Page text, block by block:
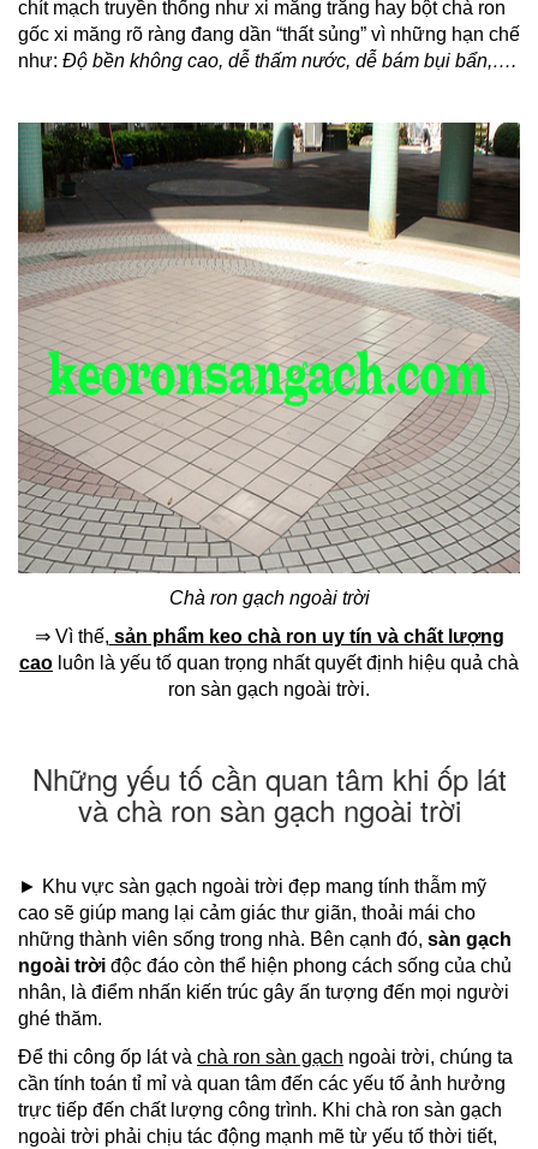
chít mạch truyền thống như xi măng trắng hay bột chà ron
gốc xi măng rõ ràng đang dần “thất sủng” vì những hạn chế
như: Độ bền không cao, dễ thấm nước, dễ bám bụi bẩn,….
Chà ron gạch ngoài trời
⇒ Vì thế, sản phẩm keo chà ron uy tín và chất lượng
cao luôn là yếu tố quan trọng nhất quyết định hiệu quả chà
ron sàn gạch ngoài trời.
Những yếu tố cần quan tâm khi ốp lát
và chà ron sàn gạch ngoài trời
► Khu vực sàn gạch ngoài trời đẹp mang tính thẫm mỹ
cao sẽ giúp mang lại cảm giác thư giãn, thoải mái cho
những thành viên sống trong nhà. Bên cạnh đó, sàn gạch
ngoài trời độc đáo còn thể hiện phong cách sống của chủ
nhân, là điểm nhấn kiến trúc gây ấn tượng đến mọi người
ghé thăm.
Để thi công ốp látvà chà ron sàn gạch ngoài trời, chúng ta
cần tính toán tỉ mỉ và quan tâm đến các yếu tố ảnh hưởng
trực tiếp đến chất lượng công trình. Khi chà ron sàn gạch
ngoài trời phải chịu tác động mạnh mẽ từ yếu tố thời tiết,